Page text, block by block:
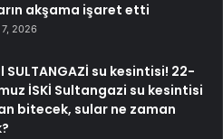
akşama işaret etti
2026
su kesintisi! 22-
İSKİ Sultangazi su kesintisi
bitecek, sular ne zaman